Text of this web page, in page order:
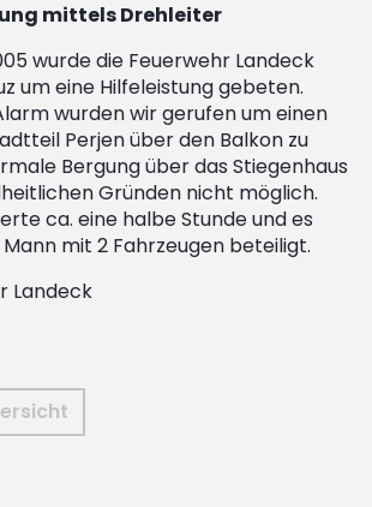
mittels Drehleiter
wurde die Feuerwehr Landeck
um eine Hilfeleistung gebeten.
wurden wir gerufen um einen
Perjen über den Balkon zu
Bergung über das Stiegenhaus
Gründen nicht möglich.
ca. eine halbe Stunde und es
mit 2 Fahrzeugen beteiligt.
Landeck